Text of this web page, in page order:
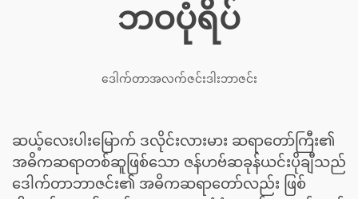
ဘဝပုံရိပ်
ဒေါက်တာအလက်ဇင်းဒါးဘာဇင်း
ဆယ့်လေးပါးမြောက် ဒလိုင်းလားမား ဆရာတော်ကြီး၏
အဓိကဆရာတစ်ဆူဖြစ်သော ဇန်ဟဗ်ဆခုန်ယင်းပိုချီသည်
ဒေါက်တာဘာဇင်း၏ အဓိကဆရာတော်လည်း ဖြစ်